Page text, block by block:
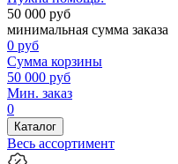
50 000 руб
минимальная сумма заказа
0 руб
Сумма корзины
50 000 руб
Мин. заказ
0
Каталог
Весь ассортимент